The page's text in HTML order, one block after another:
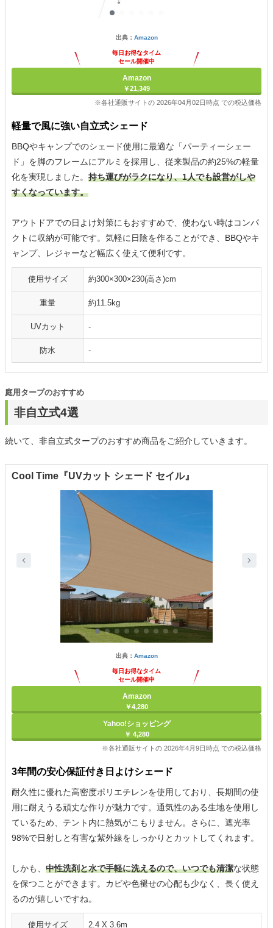
出典： Amazon
毎日お得なタイム
セール開催中
Amazon
￥21,349
※各社通販サイトの 2026年04月02日時点 での税込価格
軽量で風に強い自立式シェード
BBQやキャンプでのシェード使用に最適な「パーティーシェー
ド」を脚のフレームにアルミを採用し、従来製品の約25%の軽量
化を実現しました。 持ち運びがラクになり、1人でも設営がしや
すくなっています。
アウトドアでの日よけ対策にもおすすめで、使わない時はコンパ
クトに収納が可能です。気軽に日陰を作ることができ、BBQやキ
ャンプ、レジャーなど幅広く使えて便利です。
使用サイズ 約300×300×230(高さ)cm
重量 約11.5kg
UVカット -
防水 -
非自立式4選
庭用タープのおすすめ
続いて、非自立式タープのおすすめ商品をご紹介していきます。
Cool Time『UVカット シェード セイル』
出典： Amazon
毎日お得なタイム
セール開催中
Amazon
￥4,280
Yahoo!ショッピング
￥ 4,280
※各社通販サイトの 2026年4月9日時点 での税込価格
3年間の安心保証付き日よけシェード
耐久性に優れた高密度ポリエチレンを使用しており、長期間の使
用に耐えうる頑丈な作りが魅力です。通気性のある生地を使用し
ているため、テント内に熱気がこもりません。さらに、遮光率
98%で日射しと有害な紫外線をしっかりとカットしてくれます。
しかも、 中性洗剤と水で手軽に洗えるので、いつでも清潔な状態
を保つことができます。カビや色褪せの心配も少なく、長く使え
るのが嬉しいですね。
使用サイズ 2.4 X 3.6m